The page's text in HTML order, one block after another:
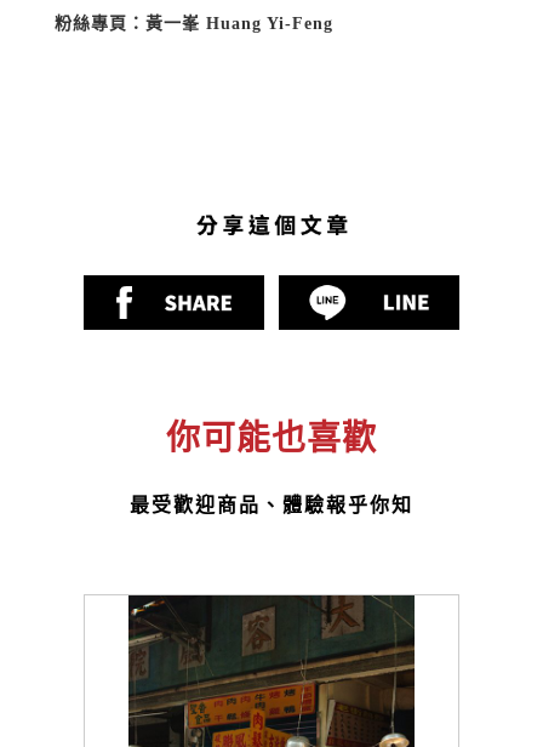
粉絲專頁：黃一峯 Huang Yi-Feng
你可能也喜歡
最受歡迎商品、體驗報乎你知